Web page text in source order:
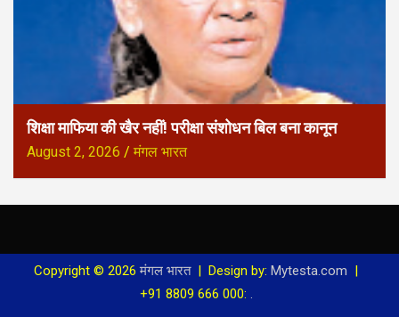
शिक्षा माफिया की खैर नहीं! परीक्षा संशोधन बिल बना कानून
August 2, 2026 मंगल भारत
Copyright © 2026मंगल भारत Design by: Mytesta.com
+91 8809 666 000: .